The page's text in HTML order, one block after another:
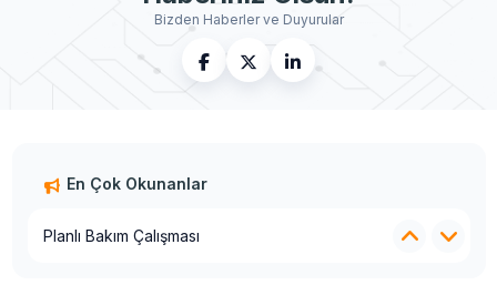
Bizden Haberler ve Duyurular
En Çok Okunanlar
Sanal Sunucu Yönetimi Geliştirme
Planlı Bakım Çalışması